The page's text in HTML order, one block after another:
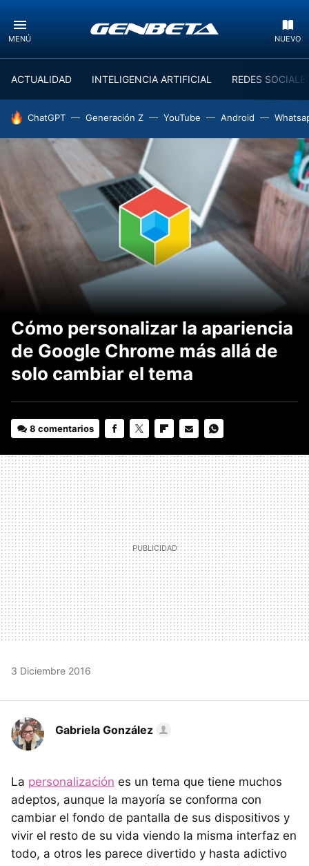
MENÚ NUEVO
ACTUALIDAD INTELIGENCIA ARTIFICIAL REDES
HOY SE HABLA DE
ChatGPT Generación Z YouTube Android
Cómo personalizar la apariencia
de Google Chrome más allá de
solo cambiar el tema
8 comentarios
MAIL
3 Diciembre 2016
Gabriela González
La personalización es un tema que tiene muchos
adeptos, aunque la mayoría se conforma con
cambiar el fondo de pantalla de sus dispositivos y
vivir el resto de su vida viendo la misma interfaz en
todo, a otros les parece divertido y hasta adictivo